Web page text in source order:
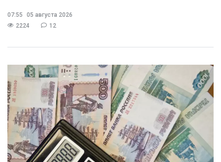
07:55
05 августа 2026
2224
12